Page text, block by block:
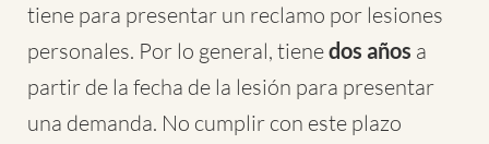
tiene para presentar un reclamo por lesiones
personales. Por lo general, tienedos años a
partir de la fecha de la lesión para presentar
una demanda. No cumplir con este plazo